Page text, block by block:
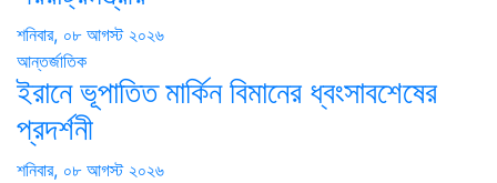
শনিবার, ০৮ আগস্ট ২০২৬
আন্তর্জাতিক
ইরানে ভূপাতিত মার্কিন বিমানের ধ্বংসাবশেষের
প্রদর্শনী
শনিবার, ০৮ আগস্ট ২০২৬